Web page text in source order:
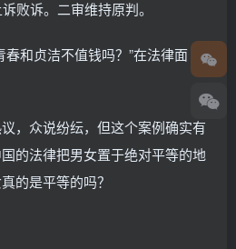
败诉。二审维持原判。
春和贞洁不值钱吗？”在法律面
，众说纷纭，但这个案例确实有
的法律把男女置于绝对平等的地
的是平等的吗？